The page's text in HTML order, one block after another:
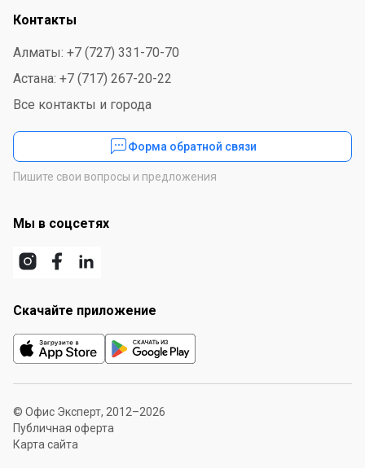
Контакты
Алматы: +7 (727) 331-70-70
Астана: +7 (717) 267-20-22
Все контакты и города
Форма обратной связи
Пишите свои вопросы и предложения
Мы в соцсетях
Скачайте приложение
© Офис Эксперт, 2012–2026
Публичная оферта
Карта сайта